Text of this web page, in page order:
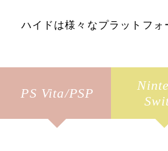
ハイドは様々なプラットフ
PS Vita/PSP